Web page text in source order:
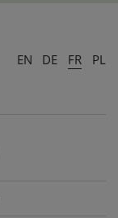
EN DE FR PL